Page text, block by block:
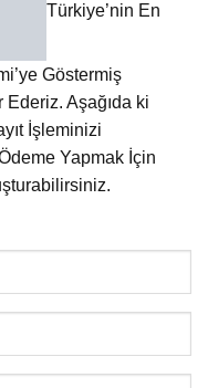
Türkiye’nin En
Göstermiş
Aşağıda ki
İşleminizi
Yapmak İçin